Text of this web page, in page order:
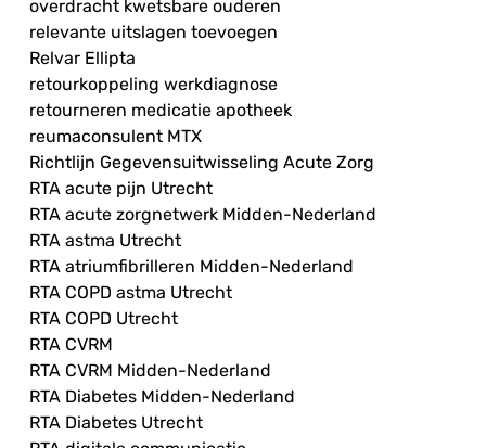
overdracht kwetsbare ouderen
relevante uitslagen toevoegen
Relvar Ellipta
retourkoppeling werkdiagnose
retourneren medicatie apotheek
reumaconsulent MTX
Richtlijn Gegevensuitwisseling Acute Zorg
RTA acute pijn Utrecht
RTA acute zorgnetwerk Midden-Nederland
RTA astma Utrecht
RTA atriumfibrilleren Midden-Nederland
RTA COPD astma Utrecht
RTA COPD Utrecht
RTA CVRM
RTA CVRM Midden-Nederland
RTA Diabetes Midden-Nederland
RTA Diabetes Utrecht